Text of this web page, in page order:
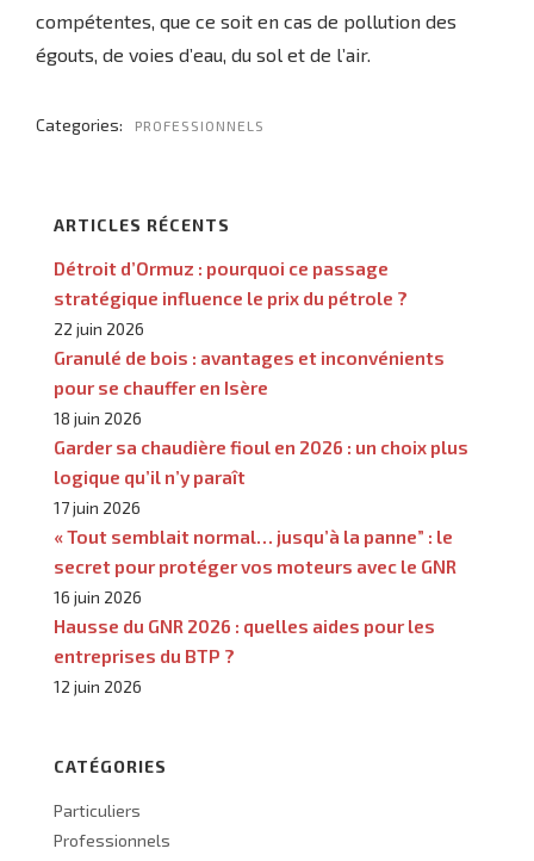
compétentes, que ce soit en cas de pollution des
égouts, de voies d’eau, du sol et de l’air.
Categories: PROFESSIONNELS
ARTICLES RÉCENTS
Détroit d’Ormuz : pourquoi ce passage
stratégique influence le prix du pétrole ?
22 juin 2026
Granulé de bois : avantages et inconvénients
pour se chauffer en Isère
18 juin 2026
Garder sa chaudière fioul en 2026 : un choix plus
logique qu’il n’y paraît
17 juin 2026
« Tout semblait normal… jusqu’à la panne” : le
secret pour protéger vos moteurs avec le GNR
16 juin 2026
Hausse du GNR 2026 : quelles aides pour les
entreprises du BTP ?
12 juin 2026
CATÉGORIES
Particuliers
Professionnels